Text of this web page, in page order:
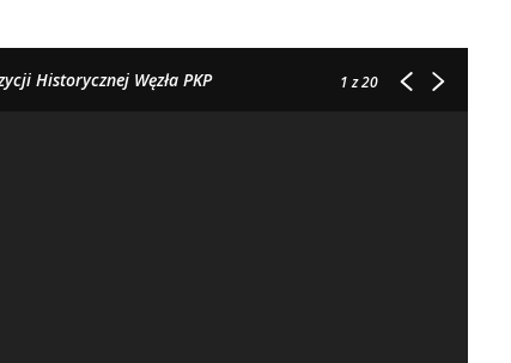
Historycznej Węzła PKP 1z 20